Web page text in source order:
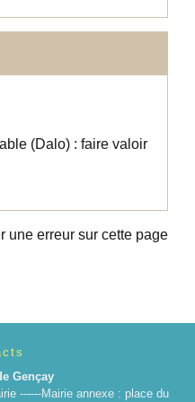
(Dalo) : faire valoir
une erreur sur cette page
Gençay
------Mairie annexe : place du